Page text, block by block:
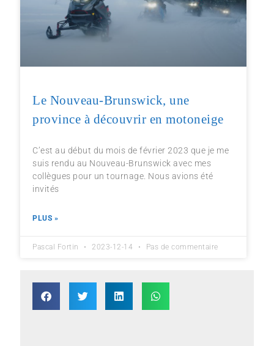
Le Nouveau-Brunswick, une
province à découvrir en motoneige
C’est au début du mois de février 2023 que je me
suis rendu au Nouveau-Brunswick avec mes
collègues pour un tournage. Nous avions été
invités
PLUS »
Pascal Fortin 2023-12-14 Pas de commentaire